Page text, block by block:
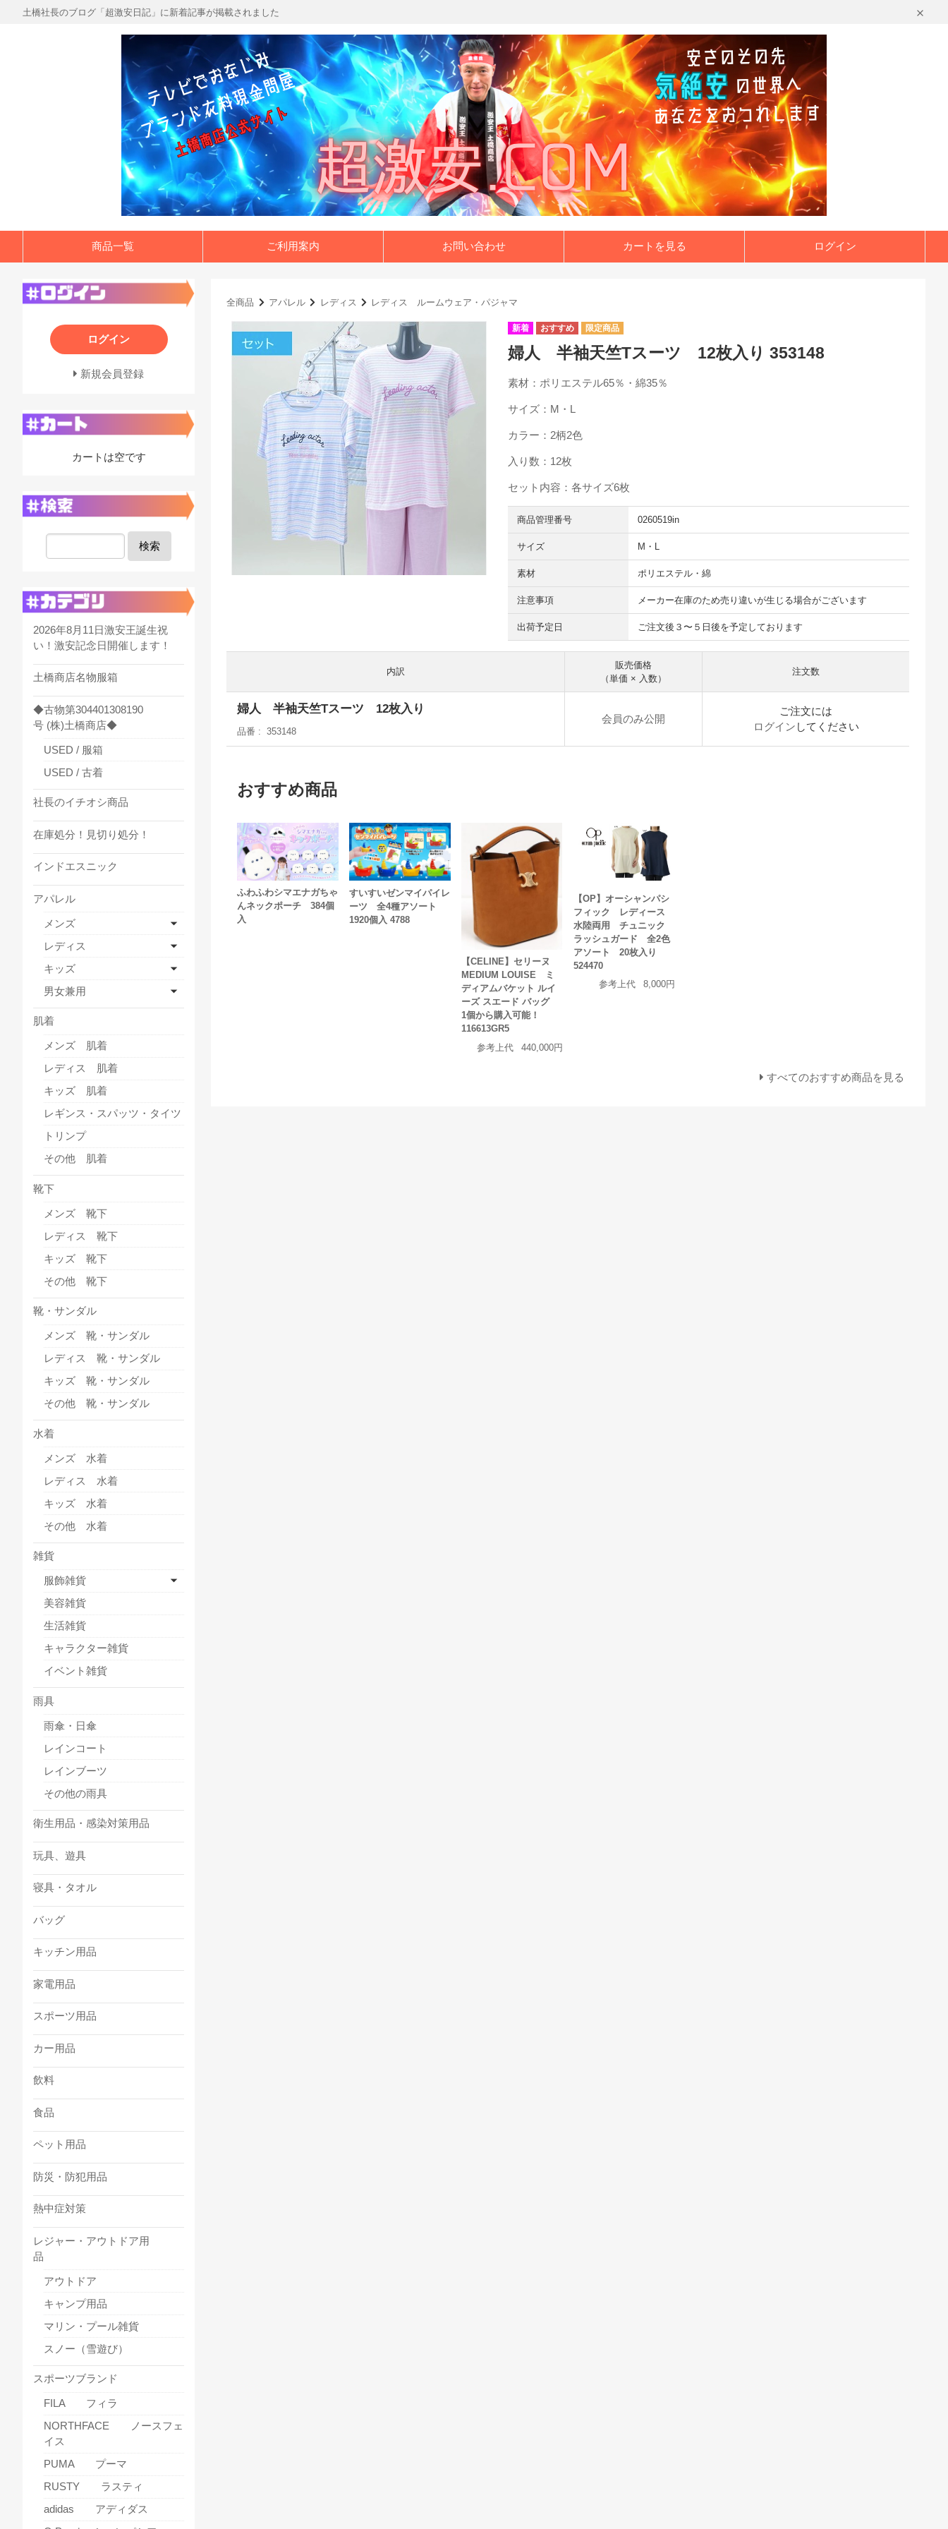
土橋社長のブログ「超激安日記」に新着記事が掲載されました
商品一覧 ご利用案内 お問い合わせ カートを見る ログイン
全商品 アパレル レディス レディス ルームウェア・パジャマ
婦人 半袖天竺Tスーツ 12枚入り 353148
素材：ポリエステル65％・綿35％
サイズ：M・L
カラー：2柄2色
入り数：12枚
セット内容：各サイズ6枚
商品管理番号 0260519in
サイズ M・L
素材 ポリエステル・綿
注意事項 メーカー在庫のため売り違いが生じる場合がございます
出荷予定日 ご注文後３〜５日後を予定しております
内訳
販売価格
（単価 × 入数）
注文数
婦人 半袖天竺Tスーツ 12枚入り
品番 353148
会員のみ公開
ご注文には
ログイン してください
おすすめ商品
ふわふわシマエナガちゃ
んネックポーチ 384個
入
すいすいゼンマイパイレ
ーツ 全4種アソート
1920個入 4788
【CELINE】セリーヌ
MEDIUM LOUISE ミ
ディアムバケット ルイ
ーズ スエード バッグ
1個から購入可能！
116613GR5
参考上代
440,000円
【OP】オーシャンパシ
フィック レディース
水陸両用 チュニック
ラッシュガード 全2色
アソート 20枚入り
524470
参考上代
8,000円
すべてのおすすめ商品を見る
ログイン
新規会員登録
カートは空です
検索
2026年8月11日激安王誕生祝
い！激安記念日開催します！
土橋商店名物服箱
◆古物第304401308190
号 (株)土橋商店◆
USED / 服箱
USED / 古着
社長のイチオシ商品
在庫処分！見切り処分！
インドエスニック
アパレル
メンズ
レディス
キッズ
男女兼用
肌着
メンズ 肌着
レディス 肌着
キッズ 肌着
レギンス・スパッツ・タイツ
トリンプ
その他 肌着
靴下
メンズ 靴下
レディス 靴下
キッズ 靴下
その他 靴下
靴・サンダル
メンズ 靴・サンダル
レディス 靴・サンダル
キッズ 靴・サンダル
その他 靴・サンダル
水着
メンズ 水着
レディス 水着
キッズ 水着
その他 水着
雑貨
服飾雑貨
美容雑貨
生活雑貨
キャラクター雑貨
イベント雑貨
雨具
雨傘・日傘
レインコート
レインブーツ
その他の雨具
衛生用品・感染対策用品
玩具、遊具
寝具・タオル
バッグ
キッチン用品
家電用品
スポーツ用品
カー用品
飲料
食品
ペット用品
防災・防犯用品
熱中症対策
レジャー・アウトドア用
品
アウトドア
キャンプ用品
マリン・プール雑貨
スノー（雪遊び）
スポーツブランド
FILA フィラ
NORTHFACE ノースフェ
イス
PUMA プーマ
RUSTY ラスティ
adidas アディダス